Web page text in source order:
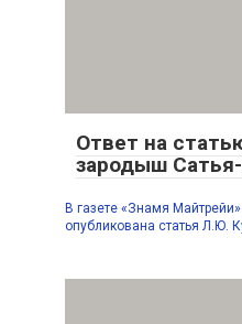
Ответ на
зародыш
В газете «Знамя
опубликована статья Л.Ю.